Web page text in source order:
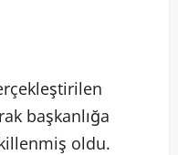
başkanlığa
oldu.